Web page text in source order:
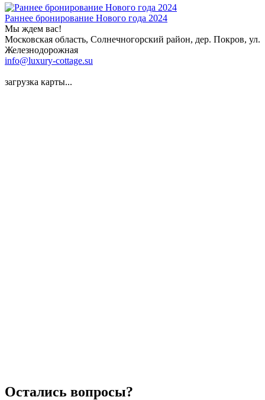
Раннее бронирование Нового года 2024
Мы ждем вас!
Московская область, Солнечногорский район, дер. Покров, ул.
Железнодорожная
info@luxury-cottage.su
загрузка карты...
Остались вопросы?